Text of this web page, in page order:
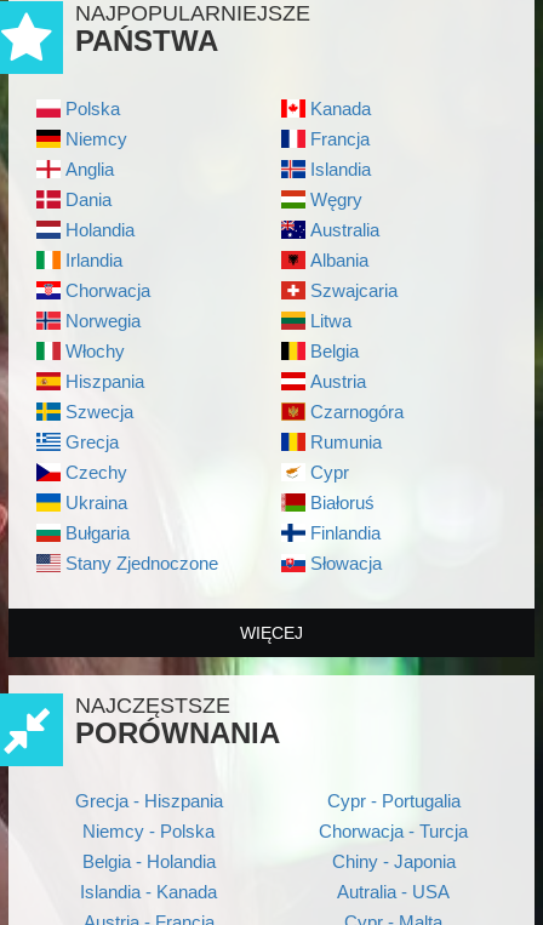
NAJPOPULARNIEJSZE
PAŃSTWA
Polska
Niemcy
Anglia
Dania
Holandia
Irlandia
Chorwacja
Norwegia
Włochy
Hiszpania
Szwecja
Grecja
Czechy
Ukraina
Bułgaria
Stany Zjednoczone
Kanada
Francja
Islandia
Węgry
Australia
Albania
Szwajcaria
Litwa
Belgia
Austria
Czarnogóra
Rumunia
Cypr
Białoruś
Finlandia
Słowacja
WIĘCEJ
NAJCZĘSTSZE
PORÓWNANIA
Grecja - Hiszpania
Niemcy - Polska
Belgia - Holandia
Islandia - Kanada
Cypr - Portugalia
Chorwacja - Turcja
Chiny - Japonia
Autralia - USA